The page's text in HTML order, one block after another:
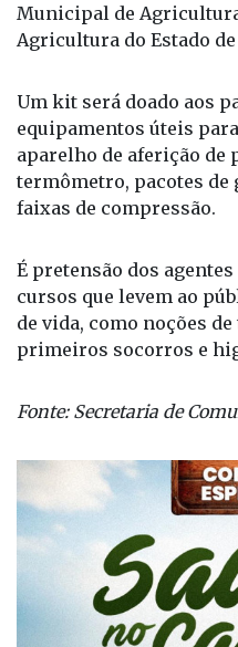
Municipal de
Agricultura do Estado de
Um kit será doado aos
equipamentos úteis
aparelho de aferição de
termômetro, pacotes de
faixas de compressão.
É pretensão dos
cursos que levem ao
de vida, como noções
primeiros socorros e
Fonte: Secretaria de